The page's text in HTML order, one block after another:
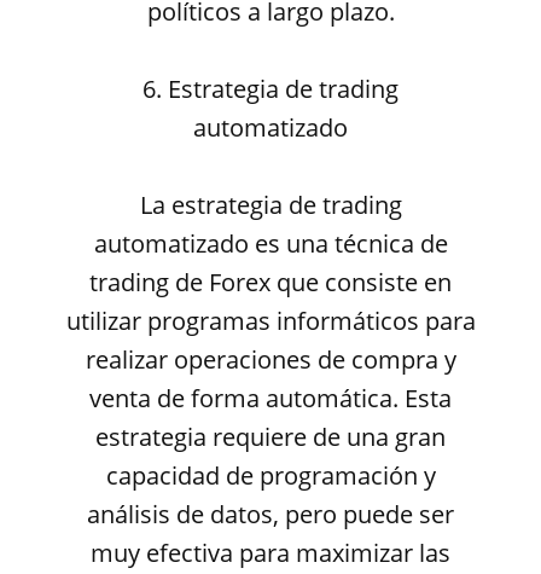
políticos a largo plazo.
6. Estrategia de trading
automatizado
La estrategia de trading
automatizado es una técnica de
trading de Forex que consiste en
utilizar programas informáticos para
realizar operaciones de compra y
venta de forma automática. Esta
estrategia requiere de una gran
capacidad de programación y
análisis de datos, pero puede ser
muy efectiva para maximizar las